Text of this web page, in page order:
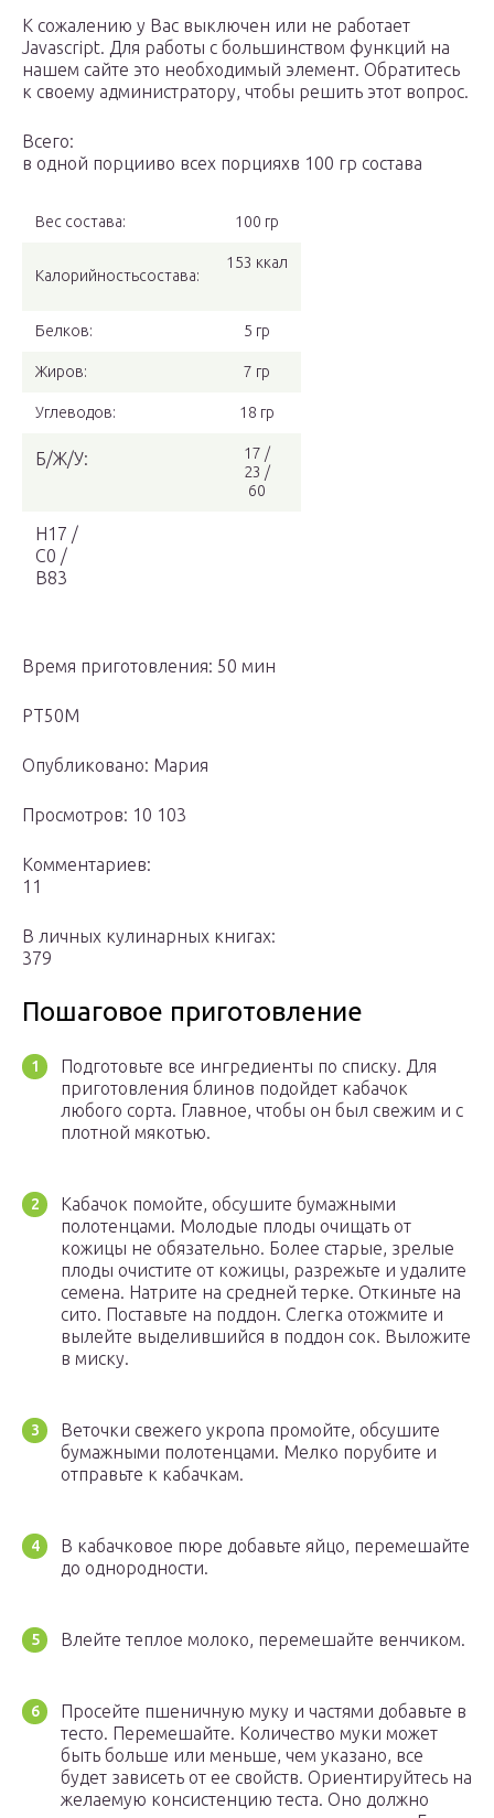
К сожалению у Вас выключен или не работает
Javascript. Для работы с большинством функций на
нашем сайте это необходимый элемент. Обратитесь
к своему администратору, чтобы решить этот вопрос.
Всего:
в одной порцииво всех порцияхв 100 гр состава
Вес состава: 100 гр
Калорийностьсостава:
153 ккал
Белков: 5 гр
Жиров: 7 гр
Углеводов: 18 гр
Б/Ж/У:
17 /
23 /
60
Н17 /
С0 /
В83
Время приготовления: 50 мин
PT50M
Опубликовано: Мария
Просмотров: 10 103
Комментариев:
11
В личных кулинарных книгах:
379
Пошаговое приготовление
Подготовьте все ингредиенты по списку. Для
приготовления блинов подойдет кабачок
любого сорта. Главное, чтобы он был свежим и с
плотной мякотью.
Кабачок помойте, обсушите бумажными
полотенцами. Молодые плоды очищать от
кожицы не обязательно. Более старые, зрелые
плоды очистите от кожицы, разрежьте и удалите
семена. Натрите на средней терке. Откиньте на
сито. Поставьте на поддон. Слегка отожмите и
вылейте выделившийся в поддон сок. Выложите
в миску.
Веточки свежего укропа промойте, обсушите
бумажными полотенцами. Мелко порубите и
отправьте к кабачкам.
В кабачковое пюре добавьте яйцо, перемешайте
до однородности.
Влейте теплое молоко, перемешайте венчиком.
Просейте пшеничную муку и частями добавьте в
тесто. Перемешайте. Количество муки может
быть больше или меньше, чем указано, все
будет зависеть от ее свойств. Ориентируйтесь на
желаемую консистенцию теста. Оно должно